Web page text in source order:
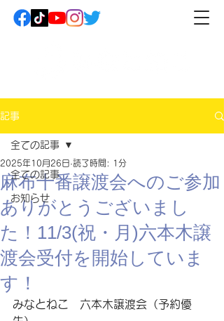
記事
全ての記事
お知らせ
全ての記事
麻布十番譲渡会へのご参加
ありがとうございまし
た！11/3(祝・月)六本木譲
渡会受付を開始していま
す！
2025年10月26日 読了時間: 1分
みなとねこ　六本木譲渡会 （予約優